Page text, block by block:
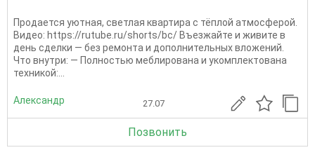
Продается уютная, светлая квартира с тёплой атмосферой.
Видео: https://rutube.ru/shorts/bc/ Въезжайте и живите в
день сделки — без ремонта и дополнительных вложений.
Что внутри: — Полностью меблирована и укомплектована
техникой:...
Александр 27.07
Позвонить